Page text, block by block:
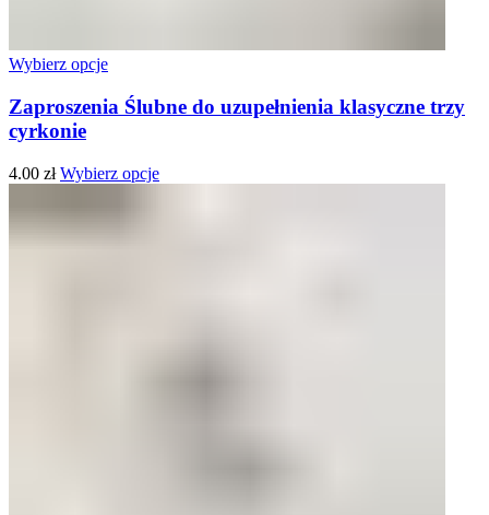
Wybierz opcje
Zaproszenia Ślubne do uzupełnienia klasyczne trzy
cyrkonie
4.00 zł Wybierz opcje